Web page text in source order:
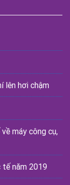
lên hơi chậm
máy công cụ,
năm 2019